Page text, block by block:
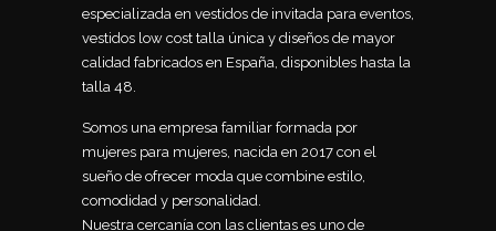
especializada en vestidos de invitada para eventos,
vestidos low cost talla única y diseños de mayor
calidad fabricados en España, disponibles hasta la
talla 48.
Somos una empresa familiar formada por
mujeres para mujeres, nacida en 2017 con el
sueño de ofrecer moda que combine estilo,
comodidad y personalidad.
Nuestra cercanía con las clientas es uno de